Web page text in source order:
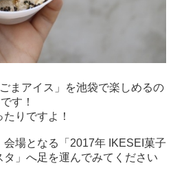
まアイス」を池袋で楽しめるの
す！
りですよ！
場となる「2017年 IKESEI菓子
」へ足を運んでみてください